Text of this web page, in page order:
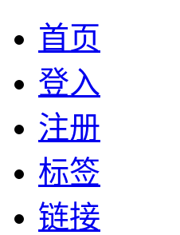
首页
登入
注册
标签
链接